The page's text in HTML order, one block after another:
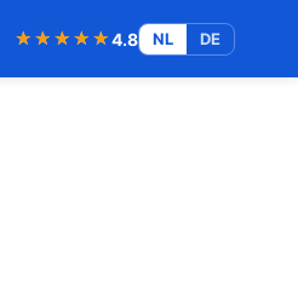
★★★★★
★★★★★4.8 NL DE